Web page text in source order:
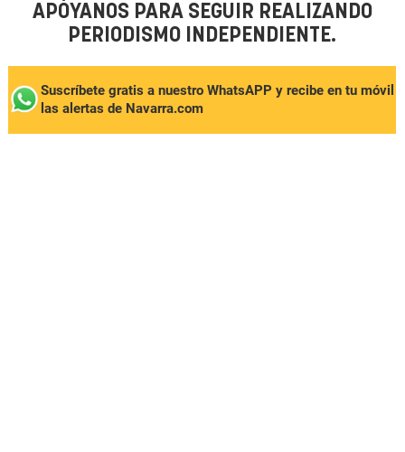
APÓYANOS PARA SEGUIR REALIZANDO
PERIODISMO INDEPENDIENTE.
Suscríbete gratis a nuestro WhatsAPP y recibe en tu móvil
las alertas de Navarra.com